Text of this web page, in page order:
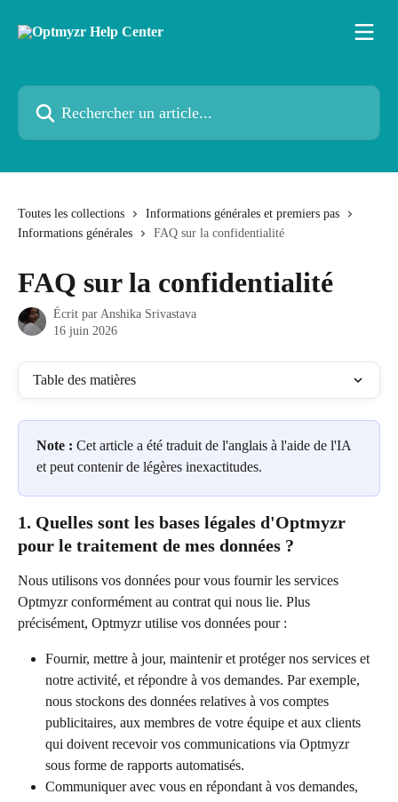
Rechercher un article...
Toutes les collections
Informations générales et premiers pas
Informations générales
FAQ sur la confidentialité
FAQ sur la confidentialité
Écrit par Anshika Srivastava
16 juin 2026
Table des matières
Note : Cet article a été traduit de l'anglais à l'aide de l'IA
et peut contenir de légères inexactitudes.
1. Quelles sont les bases légales d'Optmyzr
pour le traitement de mes données ?
Nous utilisons vos données pour vous fournir les services
Optmyzr conformément au contrat qui nous lie. Plus
précisément, Optmyzr utilise vos données pour :
Fournir, mettre à jour, maintenir et protéger nos services et
notre activité, et répondre à vos demandes. Par exemple,
nous stockons des données relatives à vos comptes
publicitaires, aux membres de votre équipe et aux clients
qui doivent recevoir vos communications via Optmyzr
sous forme de rapports automatisés.
Communiquer avec vous en répondant à vos demandes,